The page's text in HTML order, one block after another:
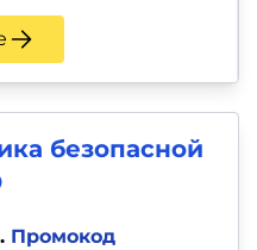
безопасной
Промокод